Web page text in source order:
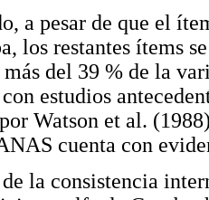
a pesar de que el
los restantes ítems
del 39 % de la
estudios
Watson et al.
cuenta con
la consistencia